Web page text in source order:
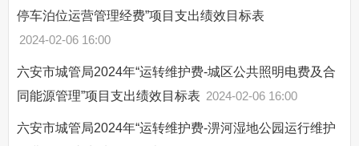
停车泊位运营管理经费”项目支出绩效目标表
2024-02-06 16:00
六安市城管局2024年“运转维护费-城区公共照明电费及合
同能源管理”项目支出绩效目标表 2024-02-06 16:00
六安市城管局2024年“运转维护费-淠河湿地公园运行维护